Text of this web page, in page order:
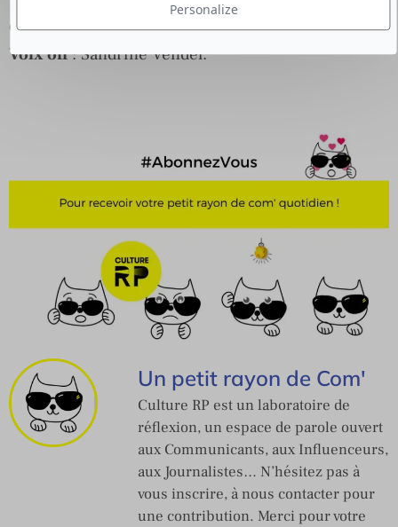
Création graphique: Saria Chémali.
Voix off: Sandrine Vendel.
Un petit rayon de Com'
Culture RP est un laboratoire de
réflexion, un espace de parole ouvert
aux Communicants, aux Influenceurs,
aux Journalistes… N’hésitez pas à
vous inscrire, à nous contacter pour
une contribution. Merci pour votre
Personalize